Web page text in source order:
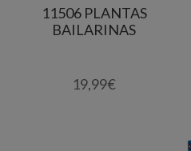
11506 PLANTAS
BAILARINAS
19,99€